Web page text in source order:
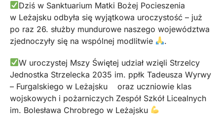
Dziś w Sanktuarium Matki Bożej Pocieszenia
w Leżajsku odbyła się wyjątkowa uroczystość – już
po raz 26. służby mundurowe naszego województwa
zjednoczyły się na wspólnej modlitwie
.
W uroczystej Mszy Świętej udział wzięli Strzelcy
Jednostka Strzelecka 2035 im. ppłk Tadeusza Wyrwy
– Furgalskiego w Leżajsku oraz uczniowie klas
wojskowych i pożarniczych Zespół Szkół Licealnych
im. Bolesława Chrobrego w Leżajsku